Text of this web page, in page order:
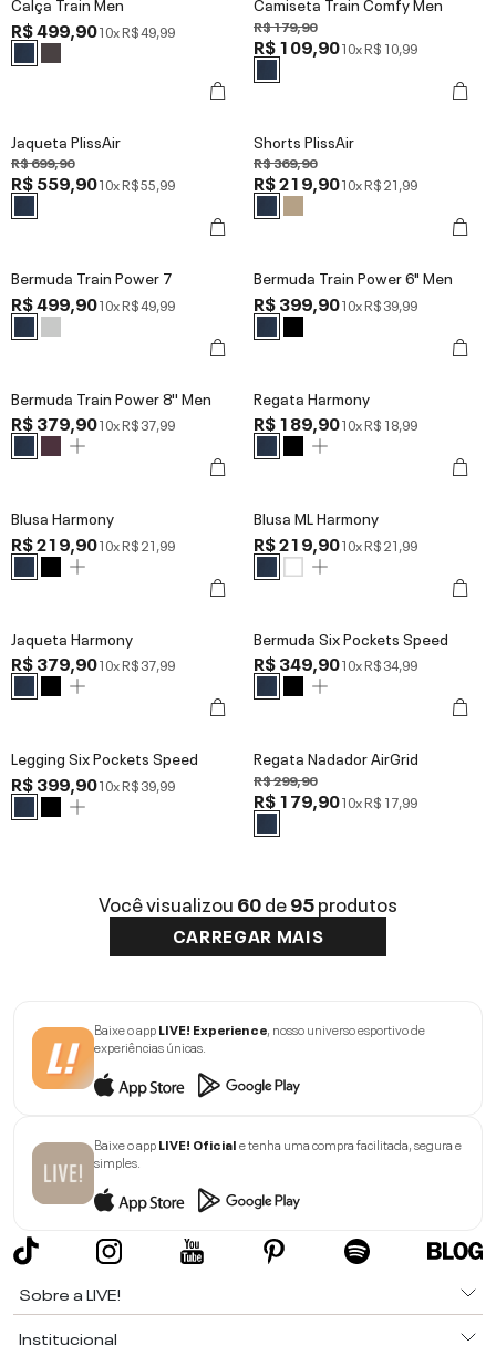
R$ 499,9010xR$ 49,99 R$ 179,90
R$ 109,9010xR$ 10,99
Jaqueta PlissAir
R$ 699,90
R$ 559,9010xR$ 55,99
Shorts PlissAir
R$ 369,90
R$ 219,9010xR$ 21,99
Bermuda Train Power 7
R$ 499,9010xR$ 49,99
Bermuda Train Power 6" Men
R$ 399,9010xR$ 39,99
Bermuda Train Power 8'' Men
R$ 379,9010xR$ 37,99
Regata Harmony
R$ 189,9010xR$ 18,99
Blusa Harmony
R$ 219,9010xR$ 21,99
Blusa ML Harmony
R$ 219,9010xR$ 21,99
Jaqueta Harmony
R$ 379,9010xR$ 37,99
Bermuda Six Pockets Speed
R$ 349,9010xR$ 34,99
Legging Six Pockets Speed
R$ 399,9010xR$ 39,99
Regata Nadador AirGrid
R$ 299,90
R$ 179,9010xR$ 17,99
Você visualizou60de95produtos
CARREGAR MAIS
Baixe o appLIVE! Experience, nosso universo esportivo de
experiências únicas.
Baixe o appLIVE! Oficiale tenha uma compra facilitada, segura e
simples.
Sobre a LIVE!
Institucional